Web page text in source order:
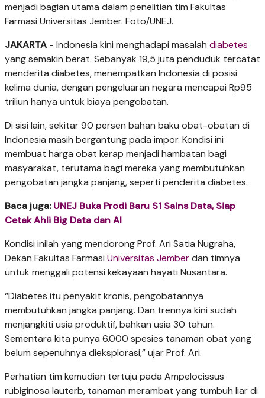
menjadi bagian utama dalam penelitian tim Fakultas
Farmasi Universitas Jember. Foto/UNEJ.
JAKARTA - Indonesia kini menghadapi masalah diabetes
yang semakin berat. Sebanyak 19,5 juta penduduk tercatat
menderita diabetes, menempatkan Indonesia di posisi
kelima dunia, dengan pengeluaran negara mencapai Rp95
triliun hanya untuk biaya pengobatan.
Di sisi lain, sekitar 90 persen bahan baku obat-obatan di
Indonesia masih bergantung pada impor. Kondisi ini
membuat harga obat kerap menjadi hambatan bagi
masyarakat, terutama bagi mereka yang membutuhkan
pengobatan jangka panjang, seperti penderita diabetes.
Baca juga:UNEJ Buka Prodi Baru S1 Sains Data, Siap
Cetak Ahli Big Data dan AI
Kondisi inilah yang mendorong Prof. Ari Satia Nugraha,
Dekan Fakultas Farmasi Universitas Jemberdan timnya
untuk menggali potensi kekayaan hayati Nusantara.
“Diabetes itu penyakit kronis, pengobatannya
membutuhkan jangka panjang. Dan trennya kini sudah
menjangkiti usia produktif, bahkan usia 30 tahun.
Sementara kita punya 6.000 spesies tanaman obat yang
belum sepenuhnya dieksplorasi,” ujar Prof. Ari.
Perhatian tim kemudian tertuju pada Ampelocissus
rubiginosa lauterb, tanaman merambat yang tumbuh liar di